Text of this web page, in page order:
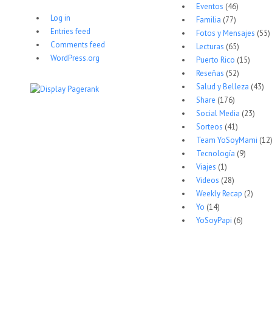
Log in
Entries feed
Comments feed
WordPress.org
Eventos (46)
Familia (77)
Fotos y Mensajes (55)
Lecturas (65)
Puerto Rico (15)
Reseñas (52)
Salud y Belleza (43)
Share (176)
Social Media (23)
Sorteos (41)
Team YoSoyMami (12)
Tecnología (9)
Viajes (1)
Videos (28)
Weekly Recap (2)
Yo (14)
YoSoyPapi (6)